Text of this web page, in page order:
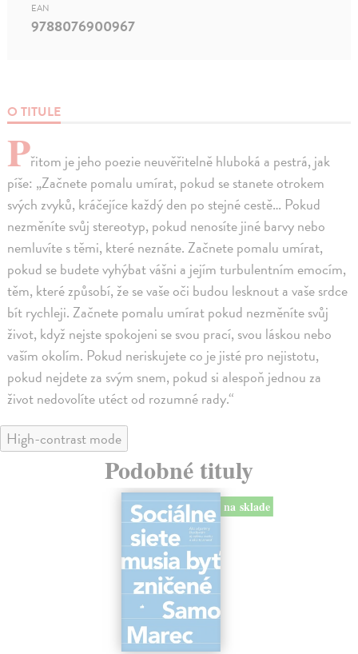
O TITULE
Přitom je jeho poezie neuvěřitelně hluboká a pestrá, jak
píše: „Začnete pomalu umírat, pokud se stanete otrokem
svých zvyků, kráčejíce každý den po stejné cestě… Pokud
nezměníte svůj stereotyp, pokud nenosíte jiné barvy nebo
nemluvíte s těmi, které neznáte. Začnete pomalu umírat,
pokud se budete vyhýbat vášni a jejím turbulentním emocím,
těm, které způsobí, že se vaše oči budou lesknout a vaše srdce
bít rychleji. Začnete pomalu umírat pokud nezměníte svůj
život, když nejste spokojeni se svou prací, svou láskou nebo
vaším okolím. Pokud neriskujete co je jisté pro nejistotu,
pokud nejdete za svým snem, pokud si alespoň jednou za
život nedovolíte utéct od rozumné rady.“
EAN
9788076900967
High-contrast mode
Podobné tituly
na sklade